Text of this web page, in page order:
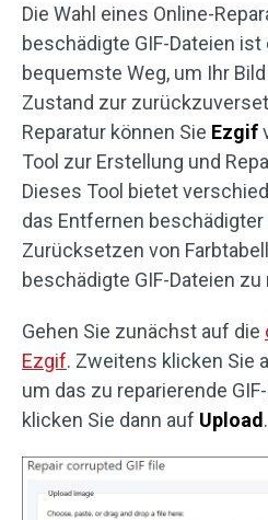
Die Wahl eines Online-
beschädigte GIF-Dateien
bequemste Weg, um Ihr
Zustand zur
Reparatur können Sie Ezgif
Tool zur Erstellung und
Dieses Tool bietet
das Entfernen beschädigter
Zurücksetzen von
beschädigte GIF-Dateien zu
Gehen Sie zunächst auf die
Ezgif. Zweitens klicken Sie
um das zu reparierende
klicken Sie dann auf Upload .